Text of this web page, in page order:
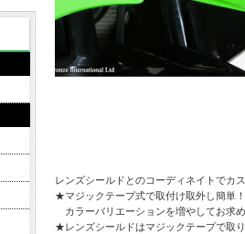
レンズシールドとのコーディネイトでカ
★マジックテープ式で取付け取外し簡単
カラーバリエーションを増やしてお求
★レンズシールドはマジックテープで取